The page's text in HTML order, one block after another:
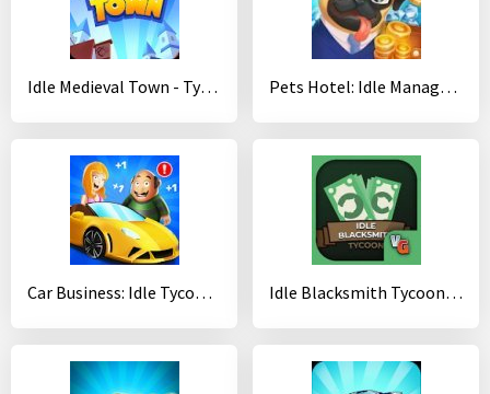
Idle Medieval Town - Tycoon, Clicker, Medieval Pets Hotel: Idle Management & Incremental Clicker
Car Business: Idle Tycoon - Idle Clicker Tycoon Idle Blacksmith Tycoon - Idle Clicker Tycoon Game